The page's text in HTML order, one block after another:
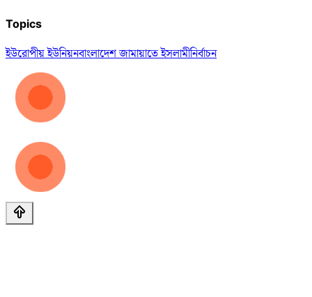
Topics
ইউরোপীয় ইউনিয়নবাংলাদেশ জামায়াতে ইসলামীনির্বাচন